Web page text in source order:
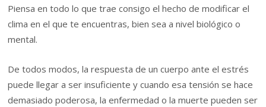
Piensa en todo lo que trae consigo el hecho de modificar el
clima en el que te encuentras, bien sea a nivel biológico o
mental.
De todos modos, la respuesta de un cuerpo ante el estrés
puede llegar a ser insuficiente y cuando esa tensión se hace
demasiado poderosa, la enfermedad o la muerte pueden ser